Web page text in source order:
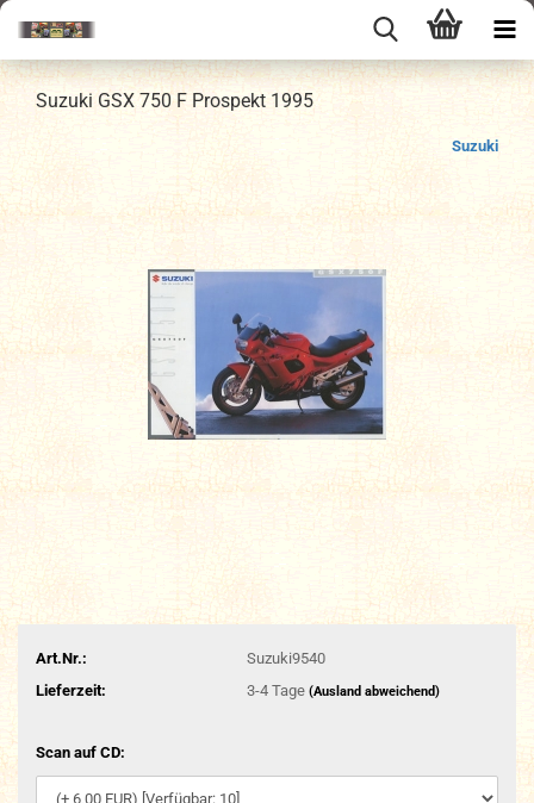
Suzuki GSX 750 F Prospekt 1995
Suzuki
Art.Nr.:
Suzuki9540
Lieferzeit:
3-4 Tage (Ausland abweichend)
Scan auf CD: